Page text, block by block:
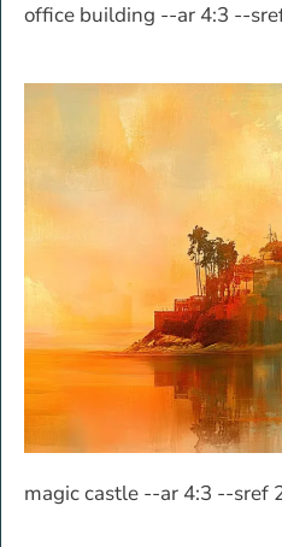
office building --ar 4:3 --
magic castle --ar 4:3 --sref